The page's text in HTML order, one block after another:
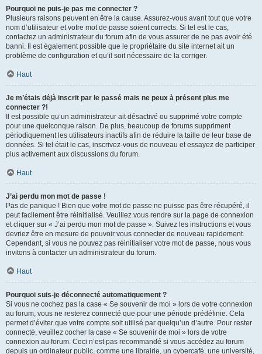
Pourquoi ne puis-je pas me connecter ?
Plusieurs raisons peuvent en être la cause. Assurez-vous avant tout que votre
nom d’utilisateur et votre mot de passe soient corrects. Si tel est le cas,
contactez un administrateur du forum afin de vous assurer de ne pas avoir été
banni. Il est également possible que le propriétaire du site internet ait un
problème de configuration et qu’il soit nécessaire de la corriger.
Haut
Je m’étais déjà inscrit par le passé mais ne peux à présent plus me
connecter ?!
Il est possible qu’un administrateur ait désactivé ou supprimé votre compte
pour une quelconque raison. De plus, beaucoup de forums suppriment
périodiquement les utilisateurs inactifs afin de réduire la taille de leur base de
données. Si tel était le cas, inscrivez-vous de nouveau et essayez de participer
plus activement aux discussions du forum.
Haut
J’ai perdu mon mot de passe !
Pas de panique ! Bien que votre mot de passe ne puisse pas être récupéré, il
peut facilement être réinitialisé. Veuillez vous rendre sur la page de connexion
et cliquer sur « J’ai perdu mon mot de passe ». Suivez les instructions et vous
devriez être en mesure de pouvoir vous connecter de nouveau rapidement.
Cependant, si vous ne pouvez pas réinitialiser votre mot de passe, nous vous
invitons à contacter un administrateur du forum.
Haut
Pourquoi suis-je déconnecté automatiquement ?
Si vous ne cochez pas la case « Se souvenir de moi » lors de votre connexion
au forum, vous ne resterez connecté que pour une période prédéfinie. Cela
permet d’éviter que votre compte soit utilisé par quelqu’un d’autre. Pour rester
connecté, veuillez cocher la case « Se souvenir de moi » lors de votre
connexion au forum. Ceci n’est pas recommandé si vous accédez au forum
depuis un ordinateur public, comme une librairie, un cybercafé, une université,